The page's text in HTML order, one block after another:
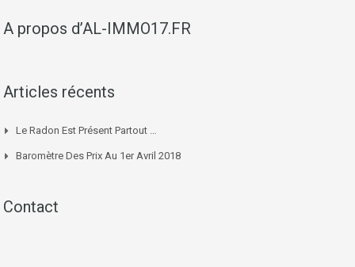
A propos d’AL-IMMO17.FR
Articles récents
Le Radon Est Présent Partout …
Baromètre Des Prix Au 1er Avril 2018
Contact